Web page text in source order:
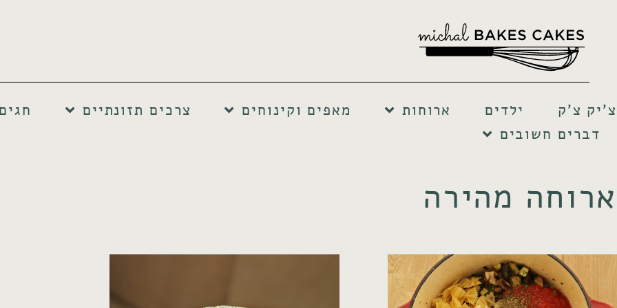
צ'יק צ'ק ילדים ארוחות מאפים וקינוחים צרכים תזונתיים
חגים
דברים חשובים
ארוחה מהירה